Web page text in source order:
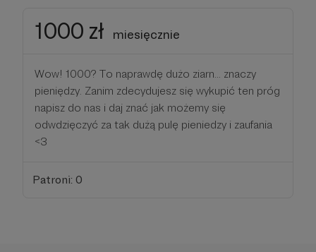
1000 zł miesięcznie
Wow! 1000? To naprawdę dużo ziarn... znaczy
pieniędzy. Zanim zdecydujesz się wykupić ten próg
napisz do nas i daj znać jak możemy się
odwdzięczyć za tak dużą pulę pieniedzy i zaufania
<3
Patroni: 0